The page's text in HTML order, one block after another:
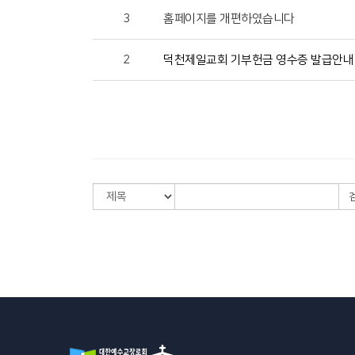
3 홈페이지를 개편하였습니다
2 덕천제일교회 기부헌금 영수증 발급안내